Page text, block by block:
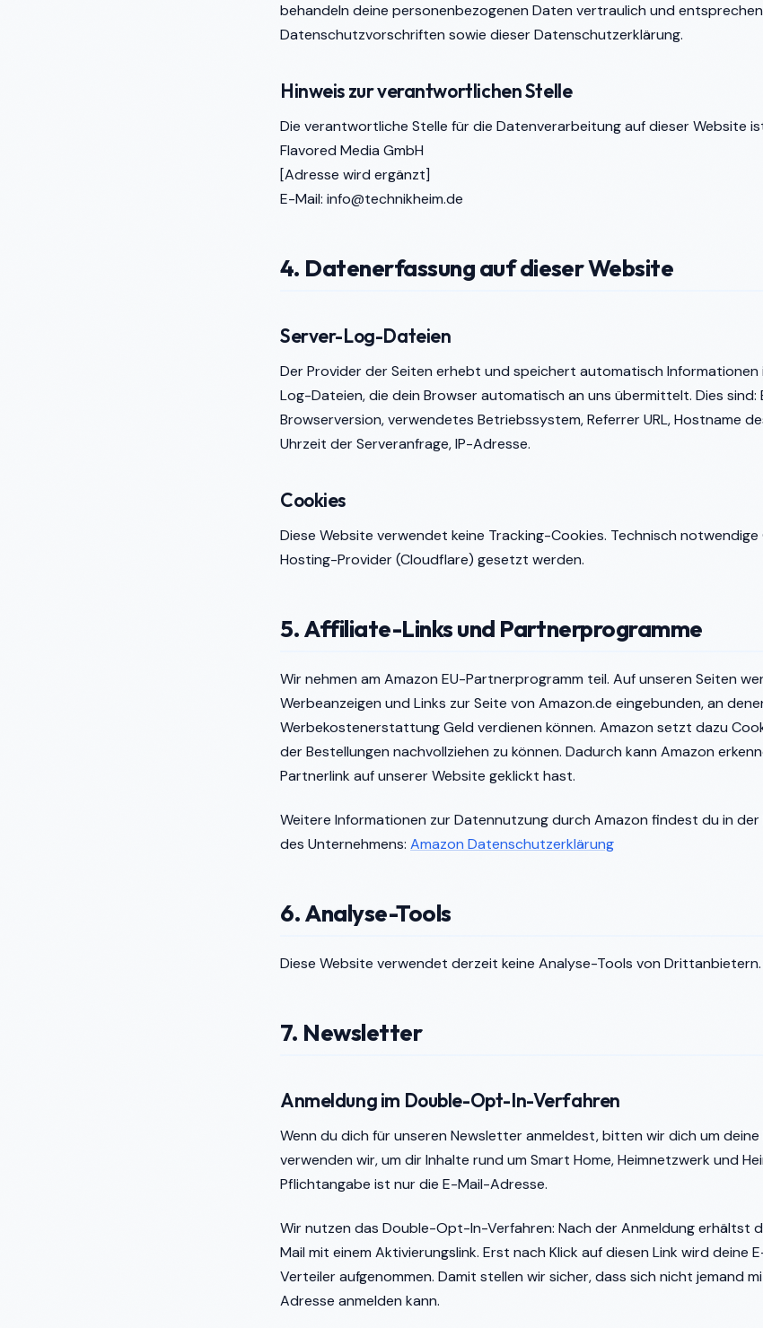
behandeln deine personenbezogenen Daten vertraulich und
Datenschutzvorschriften sowie dieser Datenschutzerklärung.
Hinweis zur verantwortlichen Stelle
Die verantwortliche Stelle für die Datenverarbeitung auf dieser Website
Flavored Media GmbH
[Adresse wird ergänzt]
E-Mail: info@technikheim.de
4. Datenerfassung auf dieser Website
Server-Log-Dateien
Der Provider der Seiten erhebt und speichert automatisch Informationen
Log-Dateien, die dein Browser automatisch an uns übermittelt. Dies
Browserversion, verwendetes Betriebssystem, Referrer URL, Hostname
Uhrzeit der Serveranfrage, IP-Adresse.
Cookies
Diese Website verwendet keine Tracking-Cookies. Technisch
Hosting-Provider (Cloudflare) gesetzt werden.
5. Affiliate-Links und Partnerprogramme
Wir nehmen am Amazon EU-Partnerprogramm teil. Auf unseren Seiten
Werbeanzeigen und Links zur Seite von Amazon.de eingebunden, an
Werbekostenerstattung Geld verdienen können. Amazon setzt dazu
der Bestellungen nachvollziehen zu können. Dadurch kann Amazon
Partnerlink auf unserer Website geklickt hast.
Weitere Informationen zur Datennutzung durch Amazon findest du in
des Unternehmens: Amazon Datenschutzerklärung
6. Analyse-Tools
Diese Website verwendet derzeit keine Analyse-Tools von Drittanbietern.
7. Newsletter
Anmeldung im Double-Opt-In-Verfahren
Wenn du dich für unseren Newsletter anmeldest, bitten wir dich um deine
verwenden wir, um dir Inhalte rund um Smart Home, Heimnetzwerk und
Pflichtangabe ist nur die E-Mail-Adresse.
Wir nutzen das Double-Opt-In-Verfahren: Nach der Anmeldung erhältst
Mail mit einem Aktivierungslink. Erst nach Klick auf diesen Link wird deine
Verteiler aufgenommen. Damit stellen wir sicher, dass sich nicht jemand
Adresse anmelden kann.